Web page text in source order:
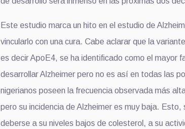
Este estudio marca un hito en el estudio de
vincularlo con una cura. Cabe aclarar que la
es decir ApoE4, se ha identificado como el mayor
desarrollar Alzheimer pero no es así en todas las
nigerianos poseen la frecuencia observada más
pero su incidencia de Alzheimer es muy baja.
deberse a su niveles bajos de colesterol, a su